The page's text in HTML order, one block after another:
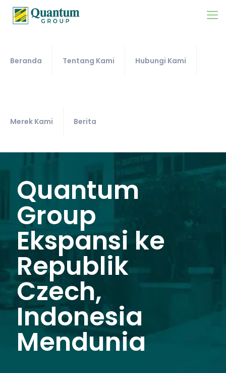
Beranda Tentang Kami Hubungi Kami
Merek Kami Berita
Quantum
Group
Ekspansi ke
Republik
Czech,
Indonesia
Mendunia